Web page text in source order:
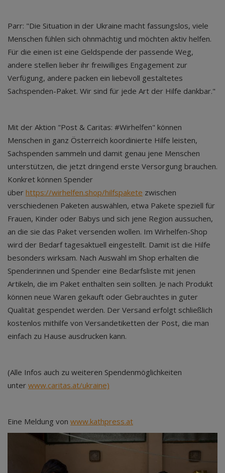
Parr: "Die Situation in der Ukraine macht fassungslos, viele
Menschen fühlen sich ohnmächtig und möchten aktiv helfen.
Für die einen ist eine Geldspende der passende Weg,
andere stellen lieber ihr freiwilliges Engagement zur
Verfügung, andere packen ein liebevoll gestaltetes
Sachspenden-Paket. Wir sind für jede Art der Hilfe dankbar."
Mit der Aktion "Post & Caritas: #Wirhelfen" können
Menschen in ganz Österreich koordinierte Hilfe leisten,
Sachspenden sammeln und damit genau jene Menschen
unterstützen, die jetzt dringend erste Versorgung brauchen.
Konkret können Spender
über https://wirhelfen.shop/hilfspakete zwischen
verschiedenen Paketen auswählen, etwa Pakete speziell für
Frauen, Kinder oder Babys und sich jene Region aussuchen,
an die sie das Paket versenden wollen. Im Wirhelfen-Shop
wird der Bedarf tagesaktuell eingestellt. Damit ist die Hilfe
besonders wirksam. Nach Auswahl im Shop erhalten die
Spenderinnen und Spender eine Bedarfsliste mit jenen
Artikeln, die im Paket enthalten sein sollten. Je nach Produkt
können neue Waren gekauft oder Gebrauchtes in guter
Qualität gespendet werden. Der Versand erfolgt schließlich
kostenlos mithilfe von Versandetiketten der Post, die man
einfach zu Hause ausdrucken kann.
(Alle Infos auch zu weiteren Spendenmöglichkeiten
unter www.caritas.at/ukraine)
Eine Meldung von www.kathpress.at